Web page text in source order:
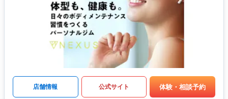
店舗情報 公式サイト 体験・相談予約